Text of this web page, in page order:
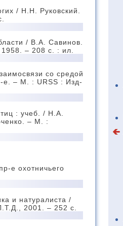
/ Н.Н. Руковский.
/ В.А. Савинов.
– 208 с. : ил.
со средой
е. – М. : URSS : Изд-
: учеб. / Н.А.
– М. :
е охотничьего
и натуралиста /
2001. – 252 с.